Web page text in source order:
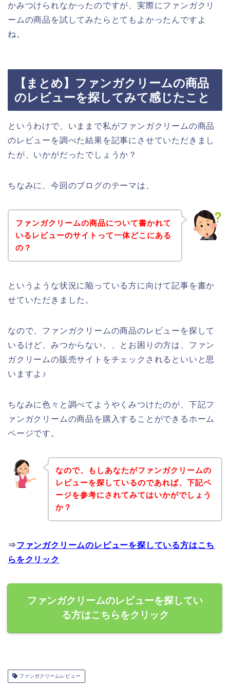
かみつけられなかったのですが、実際にファンガクリ
ームの商品を試してみたらとてもよかったんですよ
ね。
【まとめ】ファンガクリームの商品
のレビューを探してみて感じたこと
というわけで、いままで私がファンガクリームの商品
のレビューを調べた結果を記事にさせていただきまし
たが、いかがだったでしょうか？
ちなみに、今回のブログのテーマは、
ファンガクリームの商品について書かれて
いるレビューのサイトって一体どこにある
の？
というような状況に陥っている方に向けて記事を書か
せていただきました。
なので、ファンガクリームの商品のレビューを探して
いるけど、みつからない、、とお困りの方は、ファン
ガクリームの販売サイトをチェックされるといいと思
いますよ♪
ちなみに色々と調べてようやくみつけたのが、下記フ
ァンガクリームの商品を購入することができるホーム
ページです。
なので、もしあなたがファンガクリームの
レビューを探しているのであれば、下記ペ
ージを参考にされてみてはいかがでしょう
か？
⇒ファンガクリームのレビューを探している方はこち
らをクリック
ファンガクリームのレビューを探してい
る方はこちらをクリック
ファンガクリームレビュー